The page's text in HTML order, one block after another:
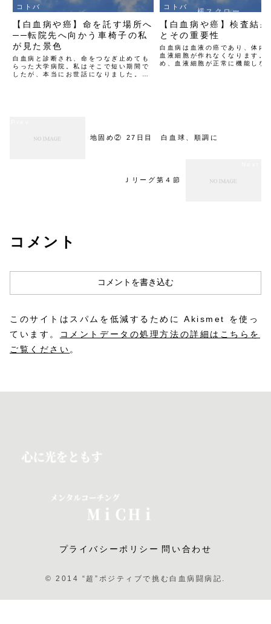
コトバ
【白血病や癌】命を託す場所へ
──転院先へ向かう車椅子の私
が見た景色
白血病と診断され、命をつなぎ止めても
らった大学病院。私はそこで短い期間で
したが、本当にお世話になりました。的
コトバ
【白血病や癌】検査結
とその重要性
白血病は血液の癌であり、体内
血液細胞が作れなくなります。
め、血液細胞が正常に機能しな
横スクロー
ルできます
地固め② 27日目 白血球、順調に
Ｊリーグ第４節
コメント
コメントを書き込む
このサイトはスパムを低減するために Akismet を使っ
ています。
コメントデータの処理方法の詳細はこちらを
ご覧ください 。
プライバシーポリシー 問い合わせ
© 2014 “超”ポジティブで挑む白血病闘病記.